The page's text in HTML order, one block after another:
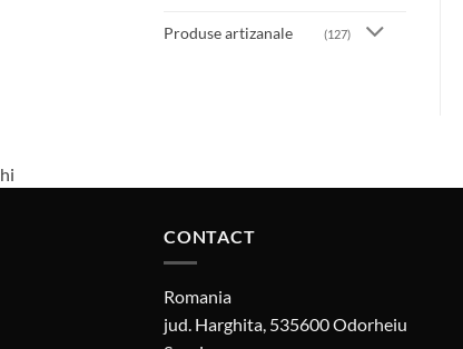
Produse artizanale (127)
hi
CONTACT
Romania
jud. Harghita, 535600 Odorheiu